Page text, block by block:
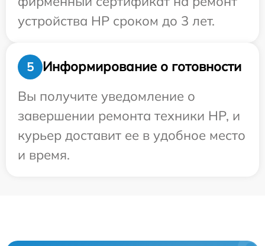
устройства HP сроком до 3 лет.
5
Информирование о готовности
Вы получите уведомление о
завершении ремонта техники HP, и
курьер доставит ее в удобное место
и время.